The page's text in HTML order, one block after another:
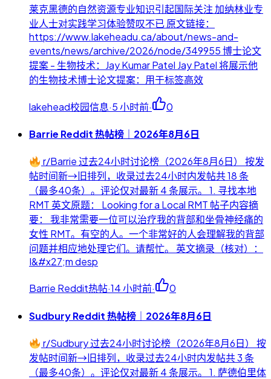
莱克黑德的自然资源专业知识引起国际关注 加纳林业专
业人士对实践学习体验赞叹不已 原文链接：
https://www.lakeheadu.ca/about/news-and-
events/news/archive/2026/node/349955 博士论文
提案 - 生物技术：Jay Kumar Patel Jay Patel 将展示他
的生物技术博士论文提案：用于标签高效
lakehead校园信息·5 小时前· 0
Barrie Reddit 热帖榜｜2026年8月6日
r/Barrie 过去24小时讨论榜（2026年8月6日） 按发
帖时间新→旧排列，收录过去24小时内发帖共 18 条
（最多40条）。评论仅对最新 4 条展示。 1. 寻找本地
RMT 英文原题： Looking for a Local RMT 帖子内容摘
要： 我非常需要一位可以治疗我的背部和坐骨神经痛的
女性 RMT。有空的人。一个非常好的人会理解我的背部
问题并相应地处理它们。请帮忙。 英文摘录（核对）：
I&#x27;m desp
Barrie Reddit热帖·14 小时前· 0
Sudbury Reddit 热帖榜｜2026年8月6日
r/Sudbury 过去24小时讨论榜（2026年8月6日） 按
发帖时间新→旧排列，收录过去24小时内发帖共 3 条
（最多40条）。评论仅对最新 4 条展示。 1. 萨德伯里体